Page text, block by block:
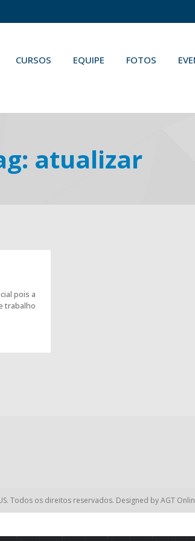
CURSOS EQUIPE FOTOS
atualizar
pois a
trabalho
Todos os direitos reservados. Designed byAGT